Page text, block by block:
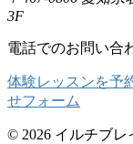
3F
電話でのお問い合
体験レッスンを予
せフォーム
© 2026 イルチブレ